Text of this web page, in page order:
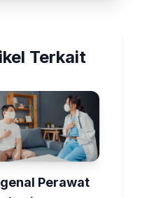
Terkait
Perawat